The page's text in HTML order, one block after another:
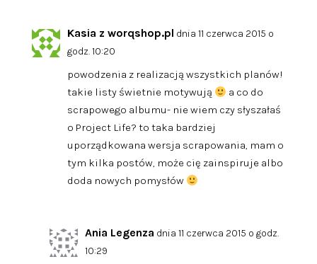
Kasia z worqshop.pl dnia 11 czerwca 2015 o
godz. 10:20
powodzenia z realizacją wszystkich planów!
takie listy świetnie motywują
a co do
scrapowego albumu- nie wiem czy słyszałaś
o Project Life? to taka bardziej
uporządkowana wersja scrapowania, mam o
tym kilka postów, może cię zainspiruje albo
doda nowych pomysłów
Ania Legenza dnia 11 czerwca 2015 o godz.
10:29